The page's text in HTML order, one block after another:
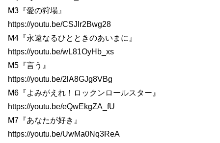
M3『愛の狩場』
https://youtu.be/CSJlr2Bwg28
M4『永遠なるひとときのあいまに』
https://youtu.be/wL81OyHb_xs
M5『言う』
https://youtu.be/2lA8GJg8VBg
M6『よみがえれ！ロックンロールスター』
https://youtu.be/eQwEkgZA_fU
M7『あなたが好き』
https://youtu.be/UwMa0Nq3ReA